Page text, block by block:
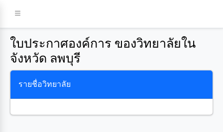
ใบประกาศองค์การ ของวิทยาลัยใน
จังหวัด ลพบุรี
รายชื่อวิทยาลัย